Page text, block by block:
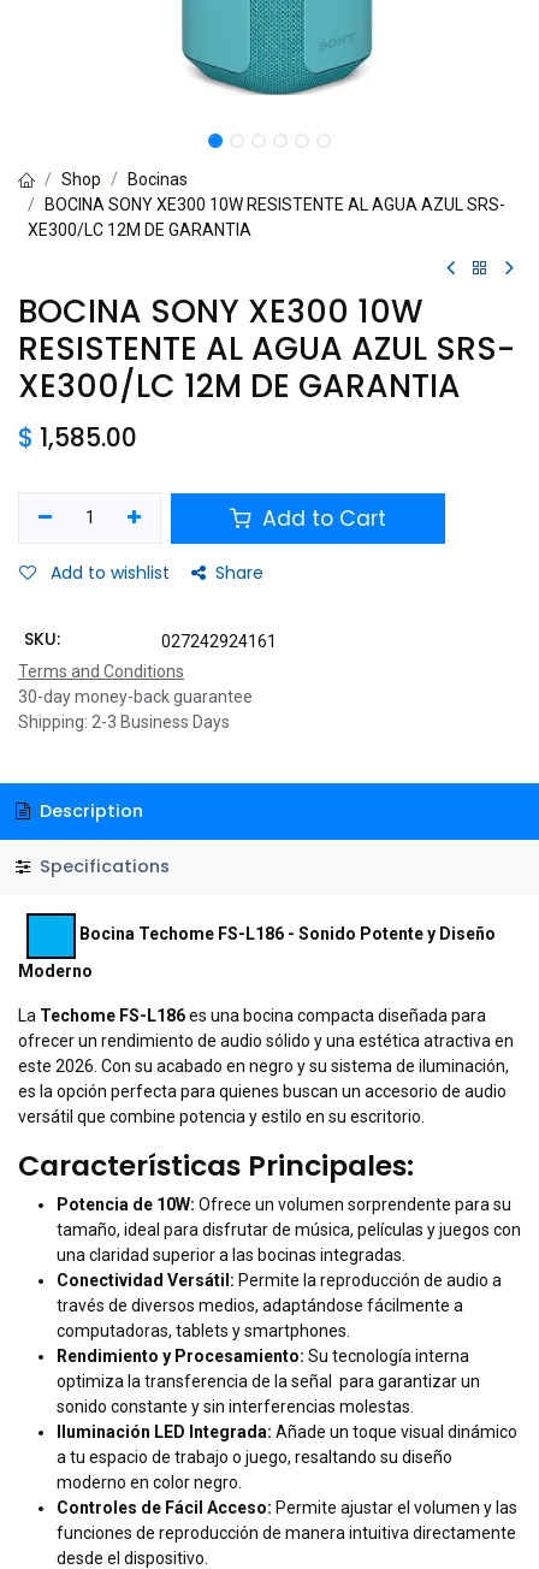
Shop
Bocinas
BOCINA SONY XE300 10W RESISTENTE AL AGUA AZUL SRS-
XE300/LC 12M DE GARANTIA
BOCINA SONY XE300 10W
RESISTENTE AL AGUA AZUL SRS-
XE300/LC 12M DE GARANTIA
$ 1,585.00
Add to Cart
Add to wishlist Share
SKU:
027242924161
Terms and Conditions
30-day money-back guarantee
Shipping: 2-3 Business Days
Description
Specifications
Bocina Techome FS-L186 - Sonido Potente y Diseño
Moderno
La Techome FS-L186es una bocina compacta diseñada para
ofrecer un rendimiento de audio sólido y una estética atractiva en
este 2026. Con su acabado en negro y su sistema de iluminación,
es la opción perfecta para quienes buscan un accesorio de audio
versátil que combine potencia y estilo en su escritorio.
Características Principales:
Potencia de 10W: Ofrece un volumen sorprendente para su
tamaño, ideal para disfrutar de música, películas y juegos con
una claridad superior a las bocinas integradas.
Conectividad Versátil: Permite la reproducción de audio a
través de diversos medios, adaptándose fácilmente a
computadoras, tablets y smartphones.
Rendimiento y Procesamiento: Su tecnología interna
optimiza la transferencia de la señal para garantizar un
sonido constante y sin interferencias molestas.
Iluminación LED Integrada: Añade un toque visual dinámico
a tu espacio de trabajo o juego, resaltando su diseño
moderno en color negro.
Controles de Fácil Acceso: Permite ajustar el volumen y las
funciones de reproducción de manera intuitiva directamente
desde el dispositivo.